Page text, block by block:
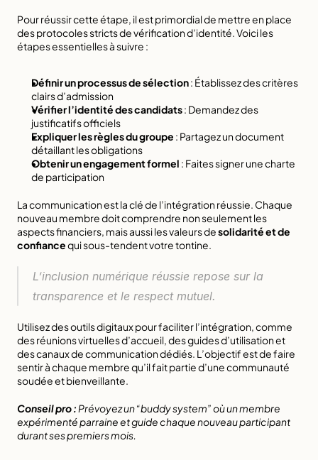
des protocoles stricts de vérification d’identité. Voici les
étapes essentielles à suivre :
Définir un processus de sélection : Établissez des critères
clairs d’admission
Vérifier l’identité des candidats : Demandez des
justificatifs officiels
Expliquer les règles du groupe : Partagez un document
détaillant les obligations
Obtenir un engagement formel : Faites signer une charte
de participation
La communication est la clé de l’intégration réussie. Chaque
nouveau membre doit comprendre non seulement les
aspects financiers, mais aussi les valeurs de solidarité et de
confiance qui sous-tendent votre tontine.
L’inclusion numérique réussie repose sur la
transparence et le respect mutuel.
Utilisez des outils digitaux pour faciliter l’intégration, comme
des réunions virtuelles d’accueil, des guides d’utilisation et
des canaux de communication dédiés. L’objectif est de faire
sentir à chaque membre qu’il fait partie d’une communauté
soudée et bienveillante.
Conseil pro : Prévoyez un “buddy system” où un membre
expérimenté parraine et guide chaque nouveau participant
durant ses premiers mois.